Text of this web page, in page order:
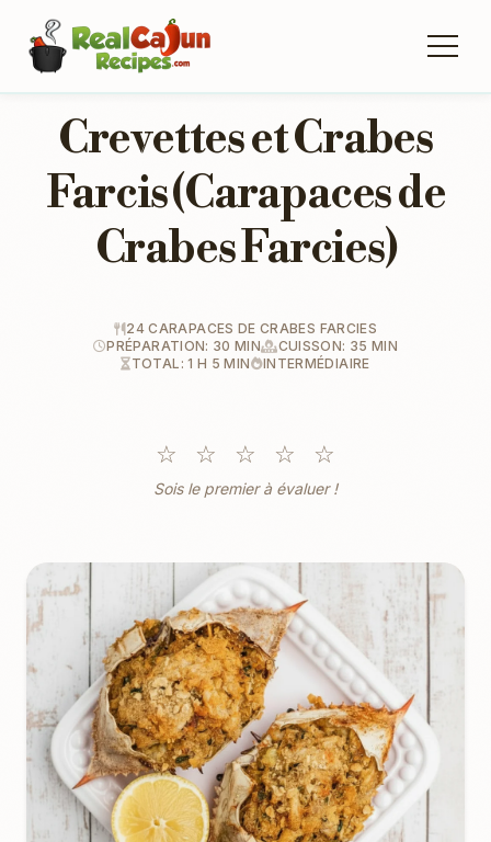
Crevettes et Crabes
Farcis (Carapaces de
Crabes Farcies)
24 CARAPACES DE CRABES FARCIES
PRÉPARATION: 30 MIN
CUISSON: 35 MIN
TOTAL: 1 H 5 MIN
INTERMÉDIAIRE
☆ ☆ ☆ ☆ ☆
Sois le premier à évaluer !